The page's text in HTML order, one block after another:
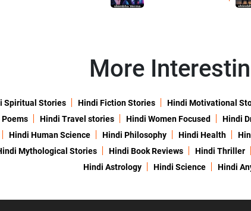
More
Spiritual Stories Hindi Fiction Stories Hindi Motivational
Hindi Travel stories Hindi Women Focused Hindi
Hindi Human Science Hindi Philosophy Hindi Health
Mythological Stories Hindi Book Reviews Hindi Thriller
Hindi Astrology
Hindi Science Hindi